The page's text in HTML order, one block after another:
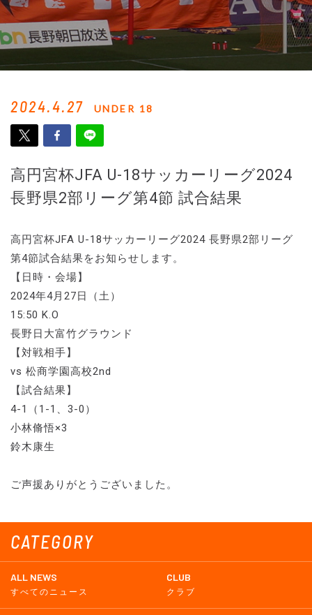
CATEGORY
ALL NEWS
すべてのニュース
CLUB
クラブ
2024.4.27 UNDER 18
高円宮杯JFA U-18サッカーリーグ2024
長野県2部リーグ第4節 試合結果
高円宮杯JFA U-18サッカーリーグ2024 長野県2部リーグ
第4節試合結果をお知らせします。
【日時・会場】
2024年4月27日（土）
15:50 K.O
長野日大富竹グラウンド
【対戦相手】
vs 松商学園高校2nd
【試合結果】
4-1（1-1、3-0）
小林脩悟×3
鈴木康生
ご声援ありがとうございました。